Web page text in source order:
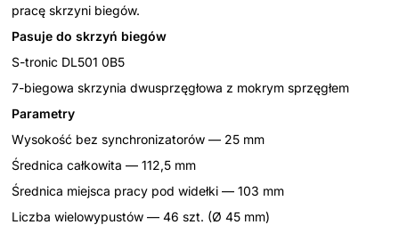
pracę skrzyni biegów.
Pasuje do skrzyń biegów
S-tronic DL501 0B5
7-biegowa skrzynia dwusprzęgłowa z mokrym sprzęgłem
Parametry
Wysokość bez synchronizatorów — 25 mm
Średnica całkowita — 112,5 mm
Średnica miejsca pracy pod widełki — 103 mm
Liczba wielowypustów — 46 szt. (Ø 45 mm)